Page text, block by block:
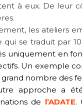
à eux. De leur
les ateliers
qui se traduit par
uniquement en
Un exemple
nombre des
approche a
de l’ADATE.